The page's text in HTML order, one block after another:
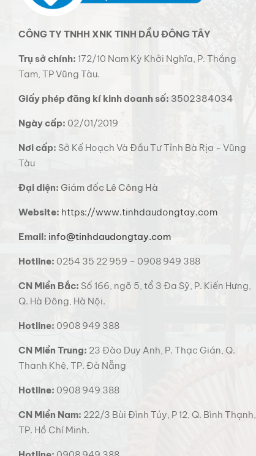
CÔNG TY TNHH XNK TINH DẦU ĐÔNG TÂY
Trụ sở chính: 172/10 Nam Kỳ Khởi Nghĩa, P. Thắng
Tam, TP Vũng Tàu.
Giấy phép đăng kí kinh doanh số: 3502384034
Ngày cấp: 02/01/2019
Nơi cấp: Sở Kế Hoạch Và Đầu Tư Tỉnh Bà Rịa - Vũng
Tàu
Đại diện: Giám đốc Lê Công Hà
Website: https://www.tinhdaudongtay.com
Email: info@tinhdaudongtay.com
Hotline: 0254 35 22 959 – 0908 949 388
CN Miền Bắc: Số 166, ngõ 5, tổ 3 Đa Sỹ, P. Kiến Hưng,
Q. Hà Đông, Hà Nội.
Hotline: 0908 949 388
CN Miền Trung: 23 Đào Duy Anh, P. Thạc Gián, Q.
Thanh Khê, TP. Đà Nẵng
Hotline: 0908 949 388
CN Miền Nam: 222/3 Bùi Đình Túy, P 12, Q. Bình Thạnh,
TP. Hồ Chí Minh.